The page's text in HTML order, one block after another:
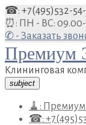
Перейти
к
содержанию
☎: +7(495)532-54-
⏰: ПН - ВС:
✆ - Заказать
Премиум
Клининговая
subject
🧹:
☎: